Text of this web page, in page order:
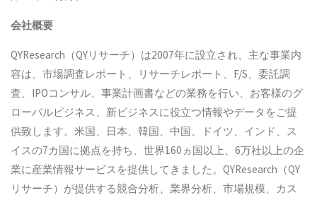
会社概要
QYResearch（QYリサーチ）は2007年に設立され、主な事業内
容は、市場調査レポート、リサーチレポート、F/S、委託調
査、IPOコンサル、事業計画書などの業務を行い、お客様のグ
ローバルビジネス、新ビジネスに役立つ情報やデータをご提
供致します。米国、日本、韓国、中国、ドイツ、インド、ス
イスの7カ国に拠点を持ち、世界160ヵ国以上、6万社以上の企
業に産業情報サービスを提供してきました。QYResearch（QY
リサーチ）が提供する競合分析、業界分析、市場規模、カス